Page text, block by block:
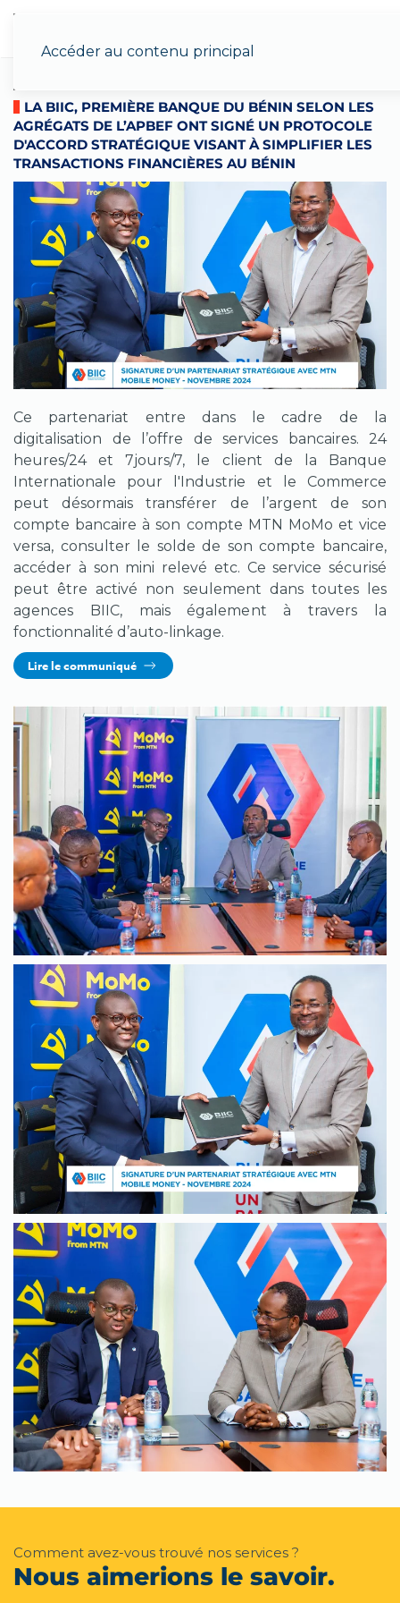
Accéder au contenu principal
LA BIIC, PREMIÈRE BANQUE DU BÉNIN SELON LES
AGRÉGATS DE L’APBEF ONT SIGNÉ UN PROTOCOLE
D'ACCORD STRATÉGIQUE VISANT À SIMPLIFIER LES
TRANSACTIONS FINANCIÈRES AU BÉNIN
Ce partenariat entre dans le cadre de la
digitalisation de l’offre de services bancaires. 24
heures/24 et 7jours/7, le client de la Banque
Internationale pour l'Industrie et le Commerce
peut désormais transférer de l’argent de son
compte bancaire à son compte MTN MoMo et vice
versa, consulter le solde de son compte bancaire,
accéder à son mini relevé etc. Ce service sécurisé
peut être activé non seulement dans toutes les
agences BIIC, mais également à travers la
fonctionnalité d’auto-linkage.
Lire le communiqué
Comment avez-vous trouvé nos services ?
Nous aimerions le savoir.